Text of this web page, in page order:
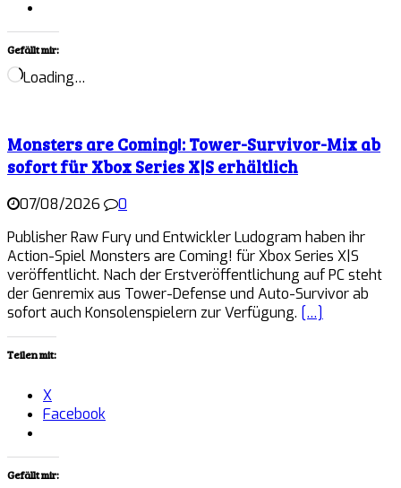
Gefällt mir:
Loading…
Monsters are Coming!: Tower-Survivor-Mix ab
sofort für Xbox Series X|S erhältlich
07/08/2026
0
Publisher Raw Fury und Entwickler Ludogram haben ihr
Action-Spiel Monsters are Coming! für Xbox Series X|S
veröffentlicht. Nach der Erstveröffentlichung auf PC steht
der Genremix aus Tower-Defense und Auto-Survivor ab
sofort auch Konsolenspielern zur Verfügung. […]
Teilen mit:
X
Facebook
Gefällt mir: